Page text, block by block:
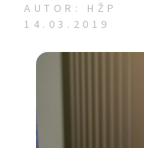
AUTOR: HŽP
14.03.2019